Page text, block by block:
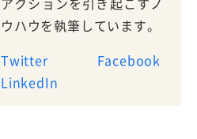
ウハウを執筆しています。
Twitter
Facebook
LinkedIn